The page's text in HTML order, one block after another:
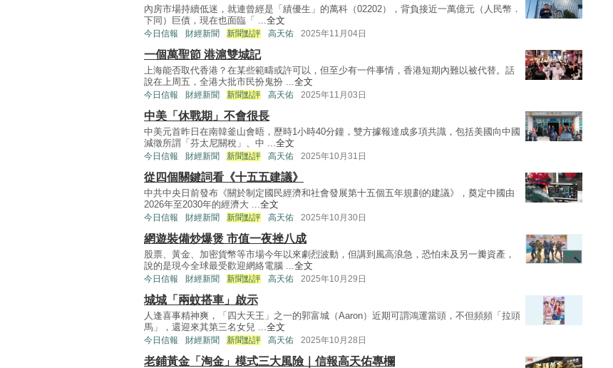
內房市場持續低迷，就連曾經是「績優生」的萬科（02202），背負接近一萬億元（人民幣．
下同）巨債，現在也面臨「 ...全文
今日信報 財經新聞 新聞點評 高天佑 2025年11月04日
一個萬聖節 港滬雙城記
上海能否取代香港？在某些範疇或許可以，但至少有一件事情，香港短期內難以被代替。話
說在上周五，全港大批市民扮鬼扮 ...全文
今日信報 財經新聞 新聞點評 高天佑 2025年11月03日
中美「休戰期」不會很長
中美元首昨日在南韓釜山會晤，歷時1小時40分鐘，雙方據報達成多項共識，包括美國向中國
減徵所謂「芬太尼關稅」、中 ...全文
今日信報 財經新聞 新聞點評 高天佑 2025年10月31日
從四個關鍵詞看《十五五建議》
中共中央日前發布《關於制定國民經濟和社會發展第十五個五年規劃的建議》，奠定中國由
2026年至2030年的經濟大 ...全文
今日信報 財經新聞 新聞點評 高天佑 2025年10月30日
網遊裝備炒爆煲 市值一夜挫八成
股票、黃金、加密貨幣等市場今年以來劇烈波動，但講到風高浪急，恐怕未及另一瓣資產，
說的是現今全球最受歡迎網絡電腦 ...全文
今日信報 財經新聞 新聞點評 高天佑 2025年10月29日
城城「兩蚊搭車」啟示
人逢喜事精神爽，「四大天王」之一的郭富城（Aaron）近期可謂鴻運當頭，不但頻頻「拉頭
馬」，還迎來其第三名女兒 ...全文
今日信報 財經新聞 新聞點評 高天佑 2025年10月28日
老鋪黃金「淘金」模式三大風險｜信報高天佑專欄